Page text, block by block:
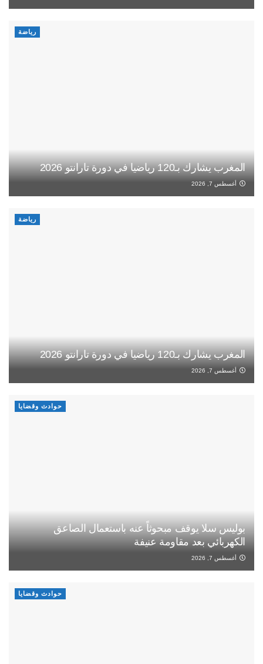
رياضة
المغرب يشارك بـ120 رياضيا في دورة تارانتو 2026
أغسطس 7, 2026
رياضة
المغرب يشارك بـ120 رياضيا في دورة تارانتو 2026
أغسطس 7, 2026
حوادث وقضايا
بوليس سلا يوقف مبحوثاً عنه باستعمال الصاعق
الكهربائي بعد مقاومة عنيفة
أغسطس 7, 2026
حوادث وقضايا